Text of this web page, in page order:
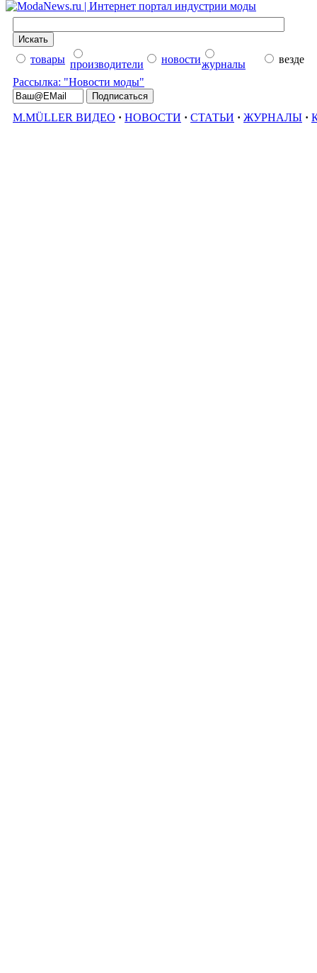
товары производители новостижурналы
везде
Рассылка: "Новости моды"
M.MÜLLER ВИДЕО · НОВОСТИ · СТАТЬИ · ЖУРНАЛЫ ·